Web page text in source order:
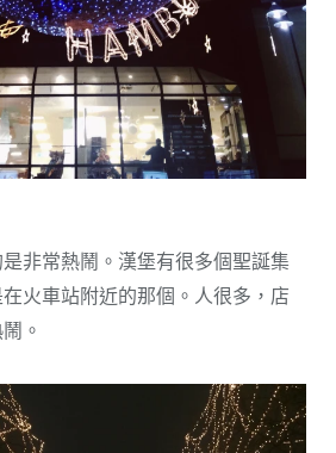
非常熱鬧。漢堡有很多個聖誕集
火車站附近的那個。人很多，店
。